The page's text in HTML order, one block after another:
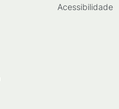
Acessibilidade